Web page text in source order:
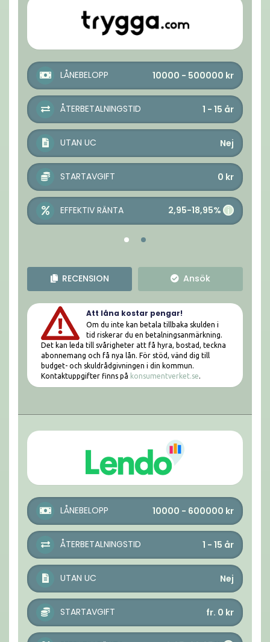
LÅNEBELOPP 10000 - 500000 kr
ÅTERBETALNINGSTID 1 - 15 år
UTAN UC Nej
STARTAVGIFT 0 kr
EFFEKTIV RÄNTA 2,95-18,95% i
RECENSION Ansök
Att låna kostar pengar!
Om du inte kan betala tillbaka skulden i
tid riskerar du en betalningsanmärkning.
Det kan leda till svårigheter att få hyra, bostad, teckna
abonnemang och få nya lån. För stöd, vänd dig till
budget- och skuldrådgivningen i din kommun.
Kontaktuppgifter finns på konsumentverket.se.
LÅNEBELOPP 10000 - 600000 kr
ÅTERBETALNINGSTID 1 - 15 år
UTAN UC Nej
STARTAVGIFT fr. 0 kr